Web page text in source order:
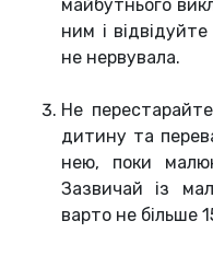
майбутнього
ним і
не нервувала.
Не
дитину та
нею, поки
Зазвичай із
варто не більше